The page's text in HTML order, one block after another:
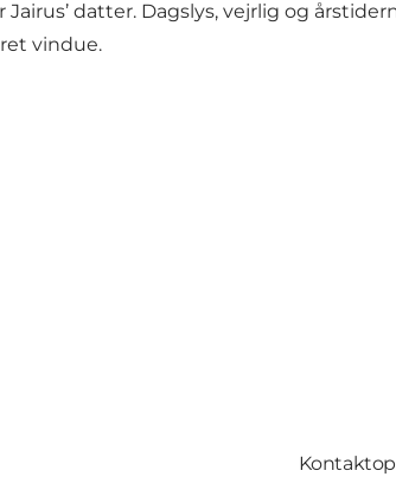
datter. Dagslys, vejrlig og
vindue.